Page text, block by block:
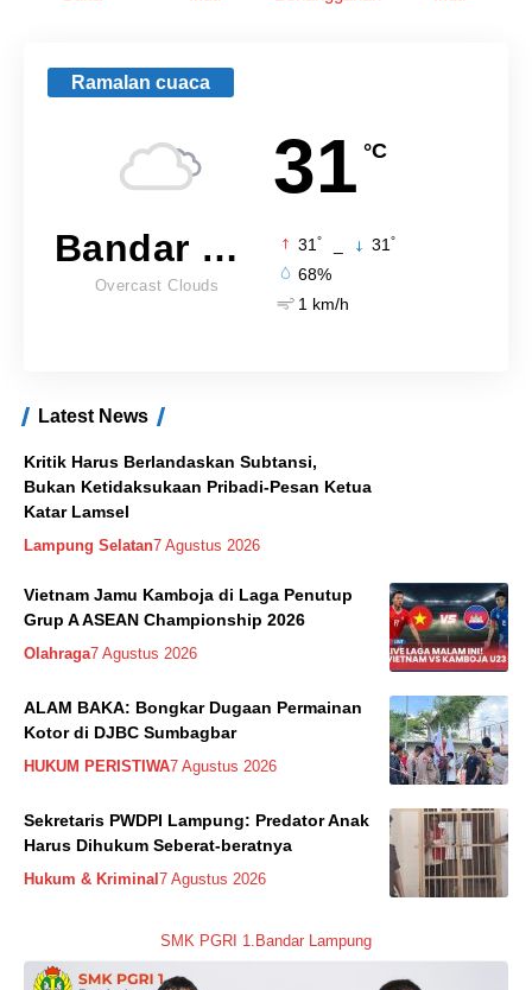
Ramalan cuaca
31 °C
Bandar Lampung
Overcast Clouds
31 ° 31 °
68%
1 km/h
Latest News
Kritik Harus Berlandaskan Subtansi,
Bukan Ketidaksukaan Pribadi-Pesan Ketua
Katar Lamsel
Lampung Selatan7 Agustus 2026
Vietnam Jamu Kamboja di Laga Penutup
Grup A ASEAN Championship 2026
Olahraga7 Agustus 2026
ALAM BAKA: Bongkar Dugaan Permainan
Kotor di DJBC Sumbagbar
HUKUM PERISTIWA7 Agustus 2026
Sekretaris PWDPI Lampung: Predator Anak
Harus Dihukum Seberat-beratnya
Hukum & Kriminal 7 Agustus 2026
SMK PGRI 1.Bandar Lampung